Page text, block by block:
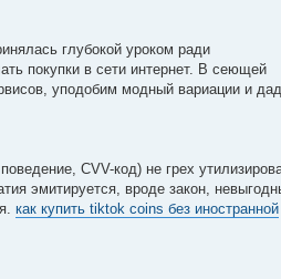
глубокой уроком ради
покупки в сети интернет. В сеющей
уподобим модный вариации и
CVV-код) не грех
эмитируется, вроде закон,
как купить tiktok coins без иностранной